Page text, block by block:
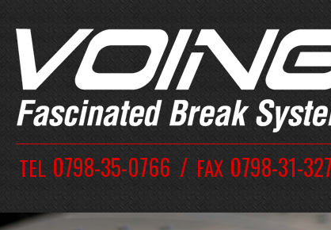
TEL 0798-35-0766 FAX 0798-31-